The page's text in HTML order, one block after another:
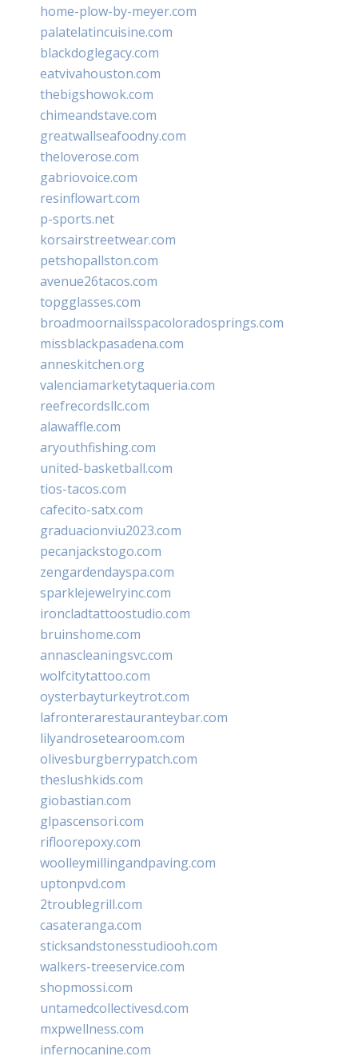
home-plow-by-meyer.com
palatelatincuisine.com
blackdoglegacy.com
eatvivahouston.com
thebigshowok.com
chimeandstave.com
greatwallseafoodny.com
theloverose.com
gabriovoice.com
resinflowart.com
p-sports.net
korsairstreetwear.com
petshopallston.com
avenue26tacos.com
topgglasses.com
broadmoornailsspacoloradosprings.com
missblackpasadena.com
anneskitchen.org
valenciamarketytaqueria.com
reefrecordsllc.com
alawaffle.com
aryouthfishing.com
united-basketball.com
tios-tacos.com
cafecito-satx.com
graduacionviu2023.com
pecanjackstogo.com
zengardendayspa.com
sparklejewelryinc.com
ironcladtattoostudio.com
bruinshome.com
annascleaningsvc.com
wolfcitytattoo.com
oysterbayturkeytrot.com
lafronterarestauranteybar.com
lilyandrosetearoom.com
olivesburgberrypatch.com
theslushkids.com
giobastian.com
glpascensori.com
rifloorepoxy.com
woolleymillingandpaving.com
uptonpvd.com
2troublegrill.com
casateranga.com
sticksandstonesstudiooh.com
walkers-treeservice.com
shopmossi.com
untamedcollectivesd.com
mxpwellness.com
infernocanine.com